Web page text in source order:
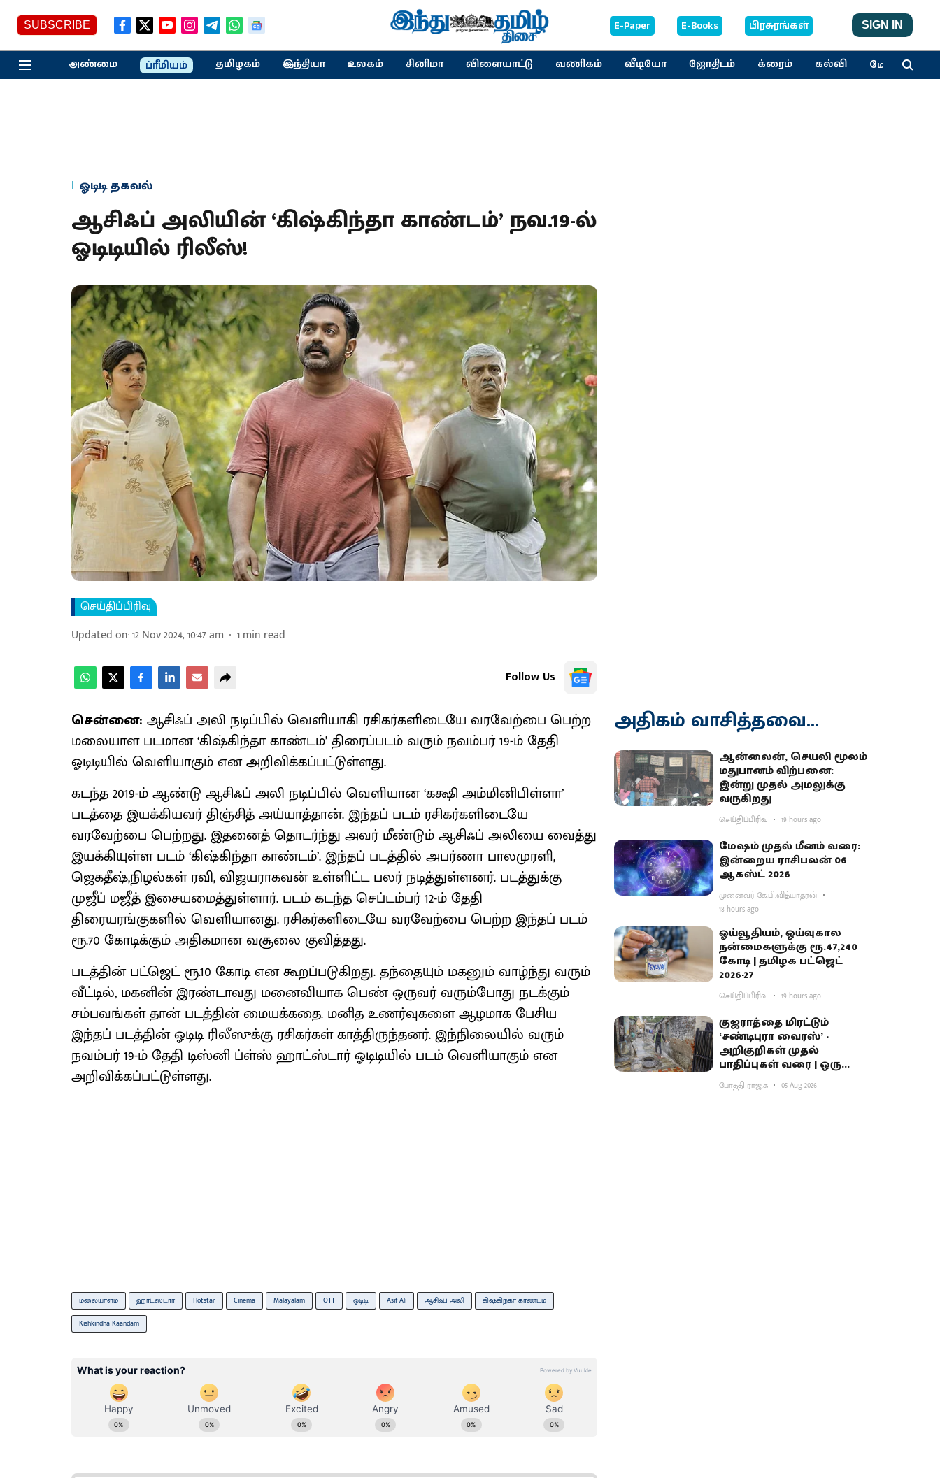
SUBSCRIBE E-Paper E-Books பிரசுரங்கள் SIGN IN
அண்மை ப்ரீமியம் தமிழகம் இந்தியா உலகம் சினிமா விளையாட்டு வணிகம் வீடியோ ஜோதிடம் க்ரைம் கல்வி மேலும்
ஓடிடி தகவல்
ஆசிஃப் அலியின் ‘கிஷ்கிந்தா காண்டம்’ நவ.19-ல்
ஓடிடியில் ரிலீஸ்!
செய்திப்பிரிவு
Updated on:12 Nov 2024, 10:47 am 1min read
Follow Us
சென்னை: ஆசிஃப் அலி நடிப்பில் வெளியாகி ரசிகர்களிடையே வரவேற்பை பெற்ற
மலையாள படமான ‘கிஷ்கிந்தா காண்டம்’ திரைப்படம் வரும் நவம்பர் 19-ம் தேதி
ஓடிடியில் வெளியாகும் என அறிவிக்கப்பட்டுள்ளது.
கடந்த 2019-ம் ஆண்டு ஆசிஃப் அலி நடிப்பில் வெளியான ‘கக்ஷி அம்மினிபிள்ளா’
படத்தை இயக்கியவர் திஞ்சித் அய்யாத்தான். இந்தப் படம் ரசிகர்களிடையே
வரவேற்பை பெற்றது. இதனைத் தொடர்ந்து அவர் மீண்டும் ஆசிஃப் அலியை வைத்து
இயக்கியுள்ள படம் ‘கிஷ்கிந்தா காண்டம்’. இந்தப் படத்தில் அபர்ணா பாலமுரளி,
ஜெகதீஷ்,நிழல்கள் ரவி, விஜயராகவன் உள்ளிட்ட பலர் நடித்துள்ளனர். படத்துக்கு
முஜீப் மஜீத் இசையமைத்துள்ளார். படம் கடந்த செப்டம்பர் 12-ம் தேதி
திரையரங்குகளில் வெளியானது. ரசிகர்களிடையே வரவேற்பை பெற்ற இந்தப் படம்
ரூ.70 கோடிக்கும் அதிகமான வசூலை குவித்தது.
படத்தின் பட்ஜெட் ரூ.10 கோடி என கூறப்படுகிறது. தந்தையும் மகனும் வாழ்ந்து வரும்
வீட்டில், மகனின் இரண்டாவது மனைவியாக பெண் ஒருவர் வரும்போது நடக்கும்
சம்பவங்கள் தான் படத்தின் மையக்கதை. மனித உணர்வுகளை ஆழமாக பேசிய
இந்தப் படத்தின் ஓடிடி ரிலீஸுக்கு ரசிகர்கள் காத்திருந்தனர். இந்நிலையில் வரும்
நவம்பர் 19-ம் தேதி டிஸ்னி ப்ள்ஸ் ஹாட்ஸ்டார் ஓடிடியில் படம் வெளியாகும் என
அறிவிக்கப்பட்டுள்ளது.
மலையாளம் ஹாட்ஸ்டார் Hotstar Cinema Malayalam OTT ஓடிடி Asif Ali ஆசிஃப் அலி கிஷ்கிந்தா காண்டம்
Kishkindha Kaandam
அதிகம் வாசித்தவை...
ஆன்லைன், செயலி மூலம்
மதுபானம் விற்பனை:
இன்று முதல் அமலுக்கு
வருகிறது
செய்திப்பிரிவு 19 hours ago
மேஷம் முதல் மீனம் வரை:
இன்றைய ராசிபலன் 06
ஆகஸ்ட் 2026
முனைவர் கே.பி.வித்யாதரன்
18 hours ago
ஓய்வூதியம், ஓய்வுகால
நன்மைகளுக்கு ரூ.47,240
கோடி | தமிழக பட்ஜெட்
2026-27
செய்திப்பிரிவு 19 hours ago
குஜராத்தை மிரட்டும்
‘சண்டிபுரா வைரஸ்’ -
அறிகுறிகள் முதல்
பாதிப்புகள் வரை | ஒரு
தெளிவுப் பார்வை
போத்தி ராஜ்.க 05 Aug 2026